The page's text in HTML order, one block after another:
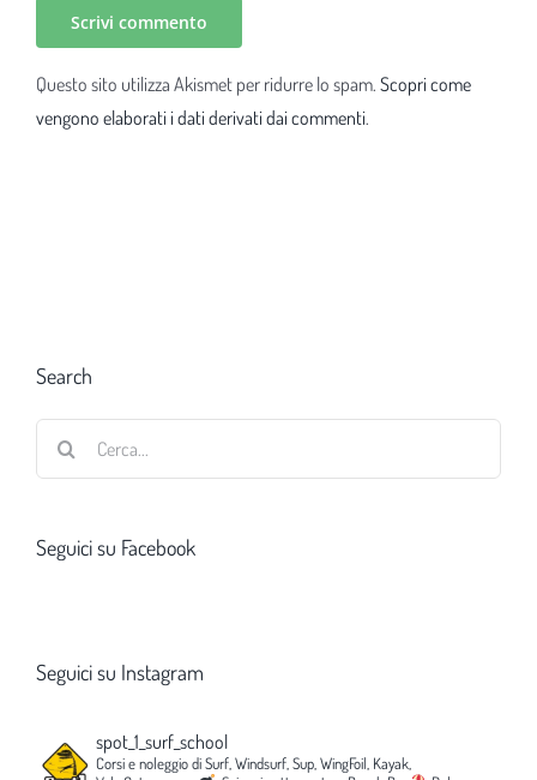
Questo sito utilizza Akismet per ridurre lo spam. Scopri come
vengono elaborati i dati derivati dai commenti.
Search
Seguici su Facebook
Seguici su Instagram
spot_1_surf_school
Corsi e noleggio di Surf, Windsurf, Sup, WingFoil, Kayak,